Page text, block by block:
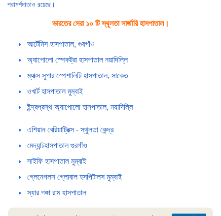
পরামর্শদাতাও রয়েছে।
ভারতের সেরা ১০ টি স্থূলতা সার্জারি হাসপাতাল।
আর্টেমিস হাসপাতাল, গুরগাঁও
অ্যাপোলো স্পেকট্রা হাসপাতাল নয়াদিল্লি
ম্যাক্স সুপার স্পেশালিটি হাসপাতাল, সাকেত
ওখার্ট হাসপাতাল মুম্বাই
ইন্দ্রপ্রস্থ অ্যাপোলো হাসপাতাল, নয়াদিল্লি
এশিয়ান বেরিয়াট্রিক্স - স্থূলতা কেন্দ্র
মেদ্যান্টহাসপাতাল গুরগাঁও
সাইফি হাসপাতাল মুম্বাই
গ্লেনেগলস গ্লোবাল হসপিটালস মুম্বাই
স্যার গঙ্গা রাম হাসপাতাল